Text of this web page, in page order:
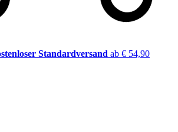
Standardversand ab € 54,90